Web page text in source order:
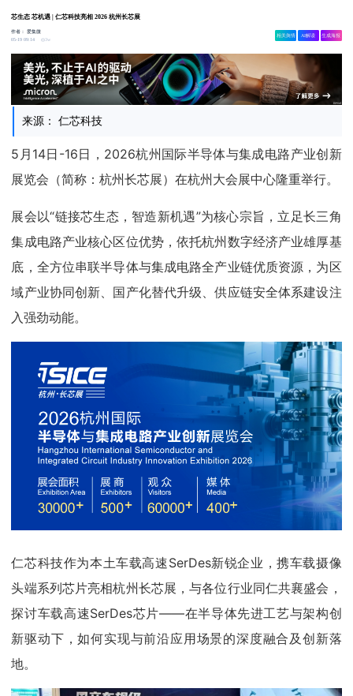
芯生态 芯机遇 | 仁芯科技亮相 2026 杭州长芯展
作者：爱集微
05-19 09:14
3w
相关舆情 AI解读 生成海报
来源： 仁芯科技
5月14日-16日，2026杭州国际半导体与集成电路产业创新
展览会（简称：杭州长芯展）在杭州大会展中心隆重举行。
展会以“链接芯生态，智造新机遇”为核心宗旨，立足长三角
集成电路产业核心区位优势，依托杭州数字经济产业雄厚基
底，全方位串联半导体与集成电路全产业链优质资源，为区
域产业协同创新、国产化替代升级、供应链安全体系建设注
入强劲动能。
仁芯科技作为本土车载高速SerDes新锐企业，携车载摄像
头端系列芯片亮相杭州长芯展，与各位行业同仁共襄盛会，
探讨车载高速SerDes芯片——在半导体先进工艺与架构创
新驱动下，如何实现与前沿应用场景的深度融合及创新落
地。